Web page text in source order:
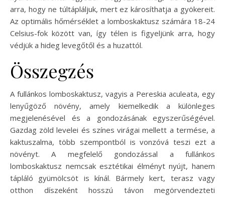
arra, hogy ne túltápláljuk, mert ez károsíthatja a gyökereit.
Az optimális hőmérséklet a lomboskaktusz számára 18-24
Celsius-fok között van, így télen is figyeljünk arra, hogy
védjük a hideg levegőtől és a huzattól.
Összegzés
A fullánkos lomboskaktusz, vagyis a Pereskia aculeata, egy
lenyűgöző növény, amely kiemelkedik a különleges
megjelenésével és a gondozásának egyszerűségével.
Gazdag zöld levelei és színes virágai mellett a termése, a
kaktuszalma, több szempontból is vonzóvá teszi ezt a
növényt. A megfelelő gondozással a fullánkos
lomboskaktusz nemcsak esztétikai élményt nyújt, hanem
tápláló gyümölcsöt is kínál. Bármely kert, terasz vagy
otthon díszeként hosszú távon megörvendezteti